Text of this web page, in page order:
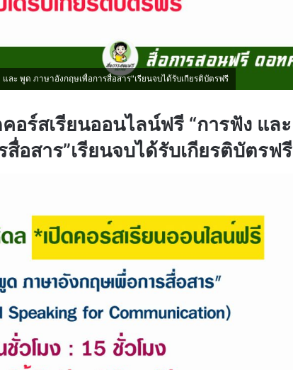
ะ พูด ภาษาอังกฤษเพื่อการสื่อสาร"เรียนจบได้รับเกียรติบัตรฟรี
อร์สเรียนออนไลน์ฟรี “การฟัง และ
อสาร”เรียนจบได้รับเกียรติบัตรฟรี